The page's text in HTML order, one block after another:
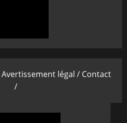
Avertissement légal / Contact
/